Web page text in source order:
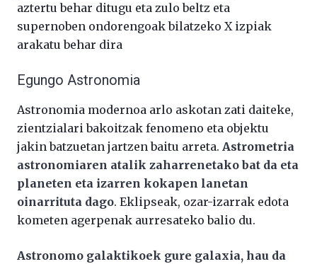
aztertu behar ditugu eta zulo beltz eta
supernoben ondorengoak bilatzeko X izpiak
arakatu behar dira
Egungo Astronomia
Astronomia modernoa arlo askotan zati daiteke,
zientzialari bakoitzak fenomeno eta objektu
jakin batzuetan jartzen baitu arreta. Astrometria
astronomiaren atalik zaharrenetako bat da eta
planeten eta izarren kokapen lanetan
oinarrituta dago. Eklipseak, ozar-izarrak edota
kometen agerpenak aurresateko balio du.
Astronomo galaktikoek gure galaxia, hau da